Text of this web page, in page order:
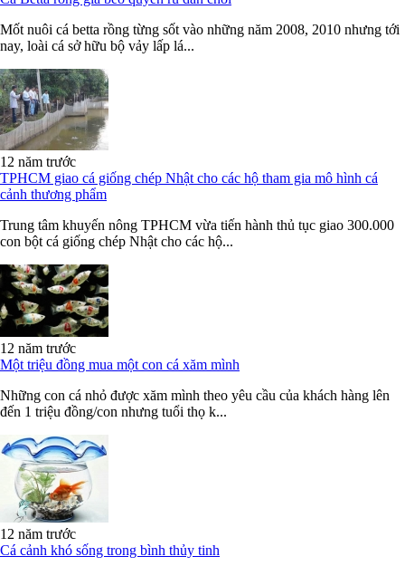
Mốt nuôi cá betta rồng từng sốt vào những năm 2008, 2010 nhưng tới
nay, loài cá sở hữu bộ vảy lấp lá...
12 năm trước
TPHCM giao cá giống chép Nhật cho các hộ tham gia mô hình cá
cảnh thương phẩm
Trung tâm khuyến nông TPHCM vừa tiến hành thủ tục giao 300.000
con bột cá giống chép Nhật cho các hộ...
12 năm trước
Một triệu đồng mua một con cá xăm mình
Những con cá nhỏ được xăm mình theo yêu cầu của khách hàng lên
đến 1 triệu đồng/con nhưng tuổi thọ k...
12 năm trước
Cá cảnh khó sống trong bình thủy tinh